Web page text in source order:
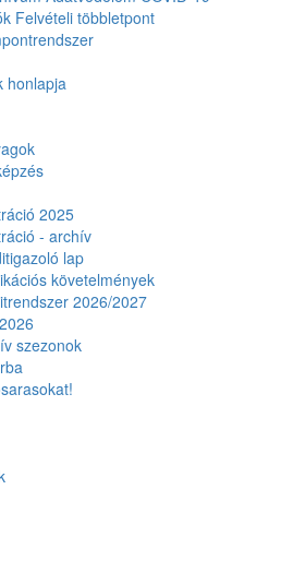
Felvételi többletpont
honlapja
2025
- archív
lap
követelmények
2026/2027
szezonok